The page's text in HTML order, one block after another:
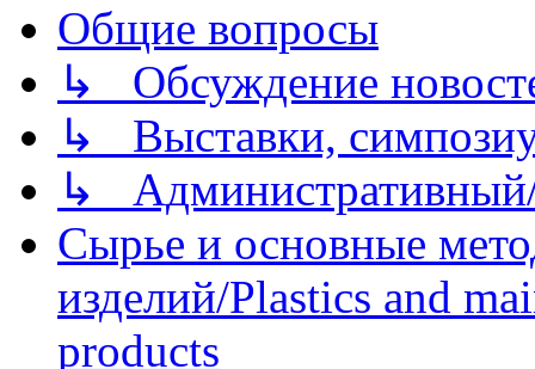
Общие вопросы
↳ Обсуждение
↳ Выставки,
↳
Сырье и основные
изделий/Plastics and
products